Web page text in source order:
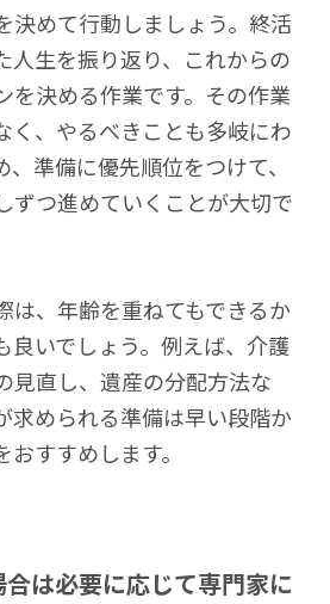
決めて行動しましょう。終活
人生を振り返り、これからの
を決める作業です。その作業
く、やるべきことも多岐にわ
準備に優先順位をつけて、
ずつ進めていくことが大切で
は、年齢を重ねてもできるか
良いでしょう。例えば、介護
見直し、遺産の分配方法な
求められる準備は早い段階か
すすめします。
は必要に応じて専門家に